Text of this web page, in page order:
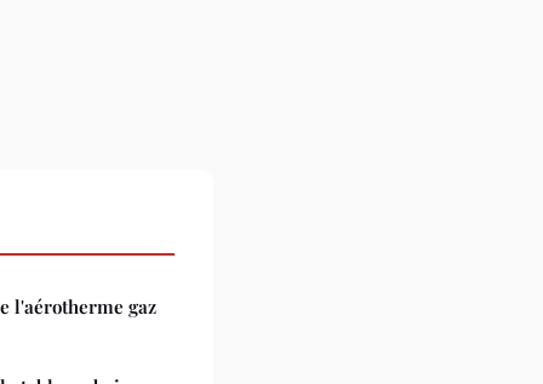
l'aérotherme gaz